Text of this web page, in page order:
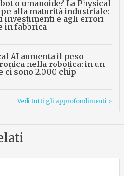
o umanoide? La Physical
alla maturità industriale:
investimenti e agli errori
in fabbrica
AI aumenta il peso
nella robotica: in un
ci sono 2.000 chip
Vedi tutti gli approfondimenti >